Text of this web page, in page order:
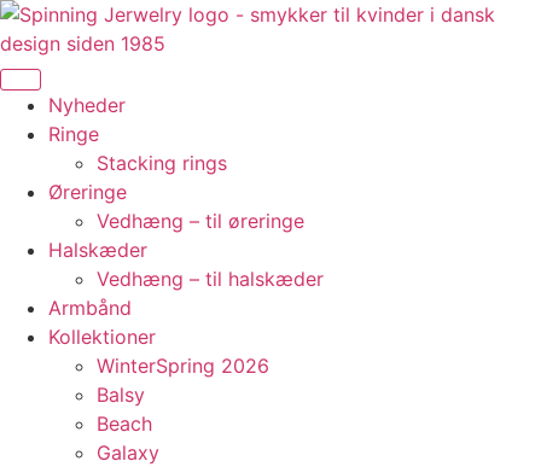
Videre
til
indhold
Nyheder
Ringe
Stacking rings
Øreringe
Vedhæng – til øreringe
Halskæder
Vedhæng – til halskæder
Armbånd
Kollektioner
WinterSpring 2026
Balsy
Beach
Galaxy